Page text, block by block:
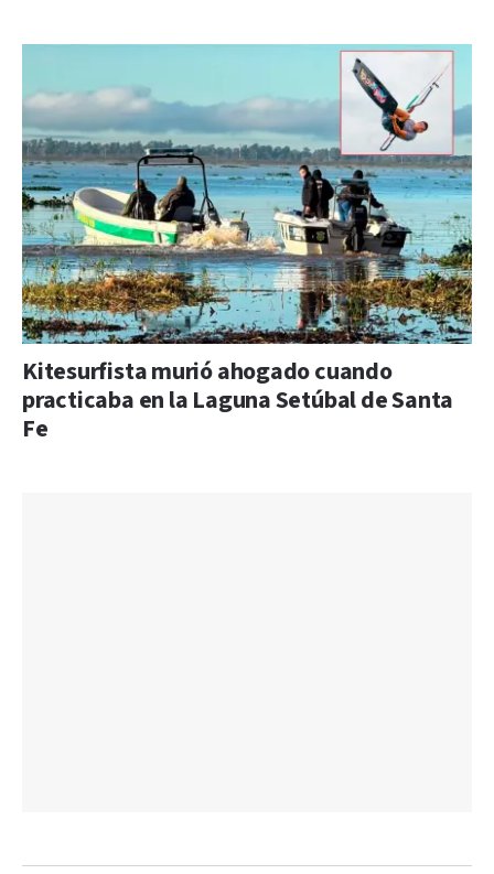
Kitesurfista murió ahogado cuando
practicaba en la Laguna Setúbal de Santa
Fe